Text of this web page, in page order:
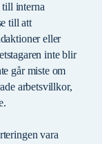
till interna
till att
eller
inte blir
går miste om
arbetsvillkor,
vara